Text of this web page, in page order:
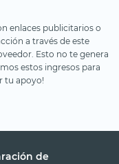
enlaces publicitarios o
a través de este
Esto no te genera
estos ingresos para
tu apoyo!
de